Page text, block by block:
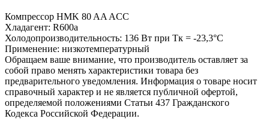
Компрессор HMK 80 AA ACC
Хладагент: R600a
Холодопроизводительность: 136 Вт при Tк = -23,3°C
Применение: низкотемпературный
Обращаем ваше внимание, что производитель оставляет за
собой право менять характеристики товара без
предварительного уведомления. Информация о товаре носит
справочный характер и не является публичной офертой,
определяемой положениями Статьи 437 Гражданского
Кодекса Российской Федерации.